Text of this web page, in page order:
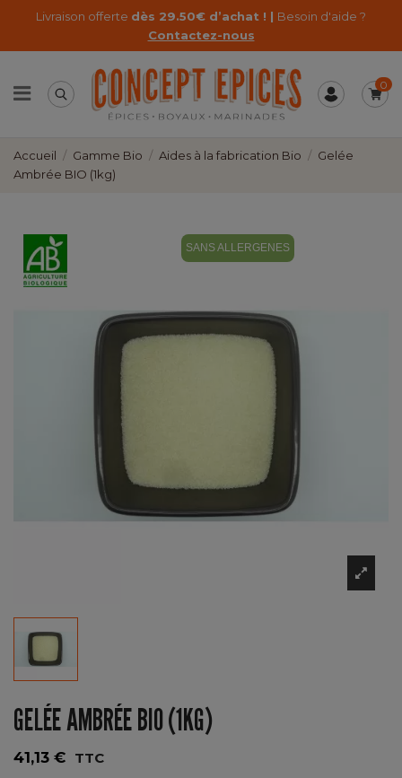
Livraison offerte dès 29.50€ d’achat ! | Besoin d'aide ?
Contactez-nous
0
Accueil Gamme Bio Aides à la fabrication Bio
Gelée
Ambrée BIO (1kg)
SANS ALLERGENES
GELÉE AMBRÉE BIO (1KG)
41,13 € TTC